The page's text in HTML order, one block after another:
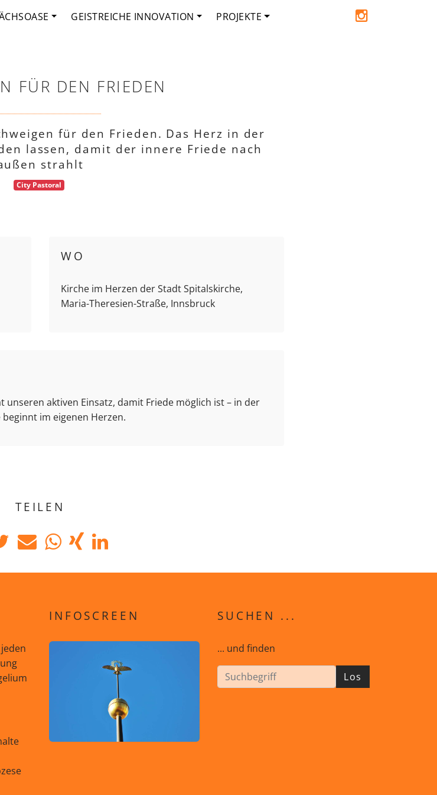
GEISTREICHE INNOVATION PROJEKTE
FÜR DEN FRIEDEN
für den Frieden. Das Herz in der
lassen, damit der innere Friede nach
strahlt
City Pastoral
WO
Kirche im Herzen der Stadt Spitalskirche,
Maria-Theresien-Straße, Innsbruck
unseren aktiven Einsatz, damit Friede möglich ist – in der
im eigenen Herzen.
TEILEN
INFOSCREEN SUCHEN ...
... und finden
Los